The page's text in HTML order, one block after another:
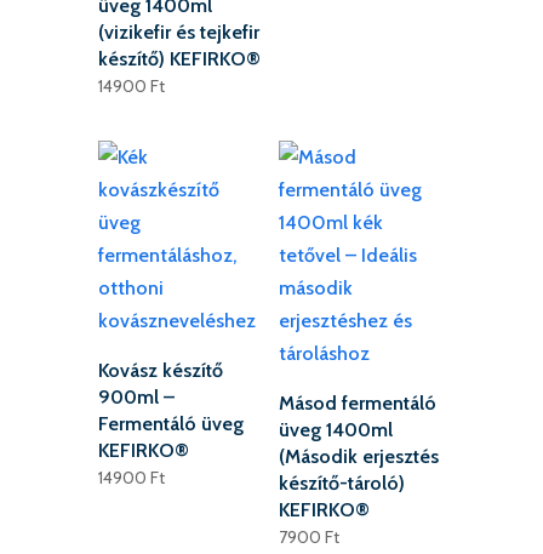
üveg 1400ml
(vizikefir és tejkefir
készítő) KEFIRKO®
14900 Ft
Kovász készítő
900ml –
Fermentáló üveg
KEFIRKO®
14900 Ft
Másod fermentáló
üveg 1400ml
(Második erjesztés
készítő-tároló)
KEFIRKO®
7900 Ft